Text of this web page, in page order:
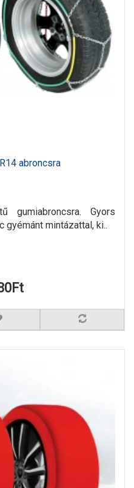
abroncsra
gumiabroncsra. Gyors
mintázattal, ki..